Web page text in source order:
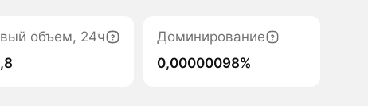
объем, 24ч
Доминирование
0,00000098%